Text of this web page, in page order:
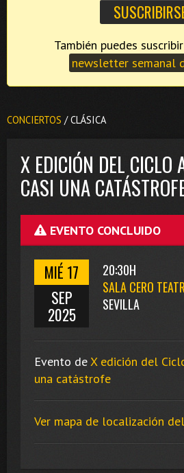
newsletter semanal
CONCIERTOS / CLÁSICA
X EDICIÓN DEL CICLO
CASI UNA
EVENTO CONCLUIDO
MIÉ 17
SEP
2025
20:30H
SALA CERO
SEVILLA
Evento deX edición del
una catástrofe
Ver mapa de localización